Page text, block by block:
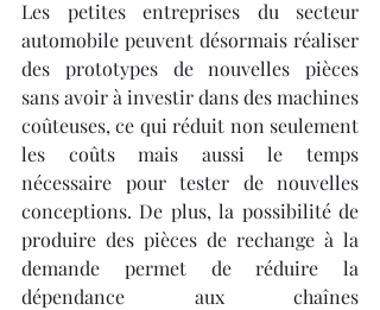
Les petites entreprises du secteur
automobile peuvent désormais réaliser
des prototypes de nouvelles pièces
sans avoir à investir dans des machines
coûteuses, ce qui réduit non seulement
les coûts mais aussi le temps
nécessaire pour tester de nouvelles
conceptions. De plus, la possibilité de
produire des pièces de rechange à la
demande permet de réduire la
dépendance aux chaînes